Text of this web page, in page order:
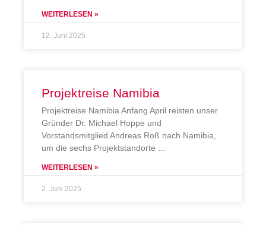
WEITERLESEN »
12. Juni 2025
Projektreise Namibia
Projektreise Namibia Anfang April reisten unser
Gründer Dr. Michael Hoppe und
Vorstandsmitglied Andreas Roß nach Namibia,
um die sechs Projektstandorte
WEITERLESEN »
2. Juni 2025